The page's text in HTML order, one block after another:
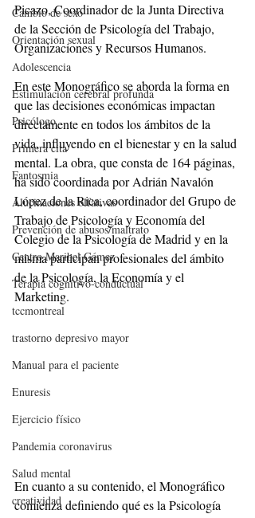
Cambio de sexo
Orientación sexual
Adolescencia
Estimulación cerebral profunda
Psicólogo
Primera cita
Fantosmia
Alucinaciones olfativas
Prevención de abusos/maltrato
Centro Maribel Gámez
Terapia cognitivo-conductual
tccmontreal
trastorno depresivo mayor
Manual para el paciente
Enuresis
Ejercicio físico
Pandemia coronavirus
Salud mental
creatividad
Picazo, Coordinador de la Junta Directiva
de la Sección de Psicología del Trabajo,
Organizaciones y Recursos Humanos.
En este Monográfico se aborda la forma en
que las decisiones económicas impactan
directamente en todos los ámbitos de la
vida, influyendo en el bienestar y en la salud
mental. La obra, que consta de 164 páginas,
ha sido coordinada por Adrián Navalón
López de la Rica, coordinador del Grupo de
Trabajo de Psicología y Economía del
Colegio de la Psicología de Madrid y en la
misma participan profesionales del ámbito
de la Psicología, la Economía y el
Marketing.
En cuanto a su contenido, el Monográfico
comienza definiendo qué es la Psicología